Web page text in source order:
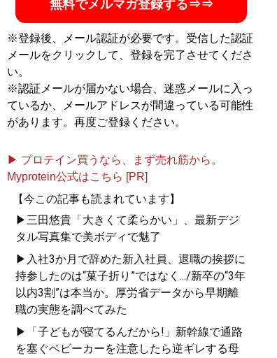
無料でメルマガ登録する⇒⇒
※登録後、メール認証が必要です。受信した認証
メールをクリックして、登録を完了させてくださ
い。
※認証メールが届かない場合、迷惑メールに入っ
ているか、メールアドレスが間違っている可能性
があります。再度ご登録ください。
▶ プロテイン買うなら、まず売れ筋から。
Myprotein公式はこちら [PR]
【今この記事も読まれています】
▶三田悠貴「大きくて柔らかい」、最新デジ
タル写真集で美ボディで魅了
▶入社3か月で辞めた新入社員、退職の挨拶に
持参したのは“菓子折り”ではなく.../新卒の“3年
以内3割”は本当か。厚労省データから早期離
職の実態を調べてみた
▶「子どもが寝てるんだから!」新幹線で通路
を塞ぐベビーカーを注意したら逆ギレする母